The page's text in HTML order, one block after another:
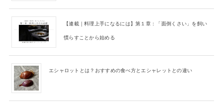
【連載｜料理上手になるには】第１章：「面倒くさい」を飼い
慣らすことから始める
エシャロットとは？おすすめの食べ方とエシャレットとの違い